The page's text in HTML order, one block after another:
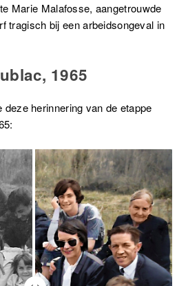
Marie Malafosse, aangetrouwde
tragisch bij een arbeidsongeval in
1965
deze herinnering van de etappe